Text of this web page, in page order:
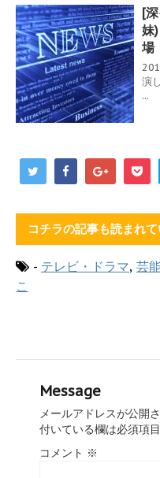
[
妹
場
演
...
コチラの記事も読まれ
- テレビ・ドラマ, 芸
こ
Message
メールアドレスが公開
付いている欄は必須項
コメント ※